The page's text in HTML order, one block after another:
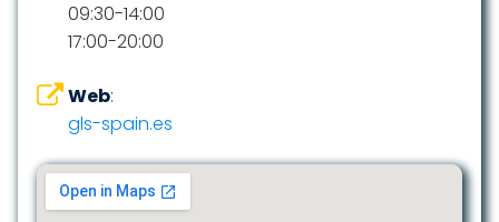
09:30-14:00
17:00-20:00
Web:
gls-spain.es